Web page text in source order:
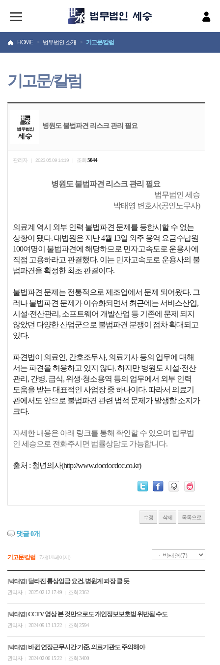
HOME > 법무법인 소개 > 기고문/칼럼
기고문/칼럼
병원도 불법파견 리스크 관리 필요
관리자 2023.05.09 14:19 조회 5044
병원도 불법파견 리스크 관리 필요
법무법인 세승
박태영 변호사(공인노무사)
의료계 역시 외부 인력 불법파견 문제를 등한시할 수 없는
상황이 됐다. 대법원은 지난 4월 13일 외주 용역 요금수납원
100여명이 불법파견에 해당하므로 민자고속도로 운용사에
직접 고용하라고 판결했다. 이는 민자고속도로 운용사의 불
법파견을 확정한 최초 판결이다.
불법파견 문제는 전통적으로 제조업에서 문제 되어왔다. 그
러나 불법파견 문제가 이슈화되면서 최근에는 서비스산업,
시설·전산관리, 소프트웨어 개발산업 등 기존에 문제 되지
않았던 다양한 산업군으로 불법파견 분쟁이 점차 확대되고
있다.
파견법이 의료인, 간호조무사, 의료기사 등의 업무에 대해
서는 파견을 허용하고 있지 않다. 하지만 병원도 시설·전산
관리, 간병, 급식, 위생·청소용역 등의 업무에서 외부 인력
도움을 받는 대표적인 사업장 중 하나이다. 따라서 의료기
관에서도 앞으로 불법파견 관련 법적 문제가 발생할 소지가
크다.
자세한 내용은 아래 링크를 통해 확인할 수 있으며 법무법
인 세승으로 전화주시면 법률상담도 가능합니다.
출처 : 청년의사(http://www.docdocdoc.co.kr)
수정 삭제 목록으로
댓글0개
기고문/칼럼 7개(1/1페이지)
[박태영] 달라진 통상임금 요건, 병원계 파장 클 듯
관리자 2025.02.12 17:49 조회 2362
[박태영] CCTV 영상 본 것만으로도 개인정보보호법 위반될 수도
관리자 2024.09.13 13:22 조회 2594
[박태영] 바뀐 연장근무시간 기준, 의료기관도 주의해야
관리자 2024.02.06 15:22 조회 3400